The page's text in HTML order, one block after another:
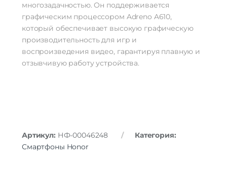
многозадачностью. Он поддерживается
графическим процессором Adreno A610,
который обеспечивает высокую графическую
производительность для игр и
воспроизведения видео, гарантируя плавную и
отзывчивую работу устройства.
Артикул: НФ-00046248
Категория:
Смартфоны Honor